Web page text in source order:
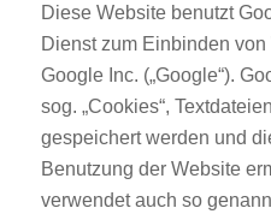
Diese Website benutzt
Dienst zum Einbinden
Google Inc. („Google“).
sog. „Cookies“,
gespeichert werden und
Benutzung der Website
verwendet auch so